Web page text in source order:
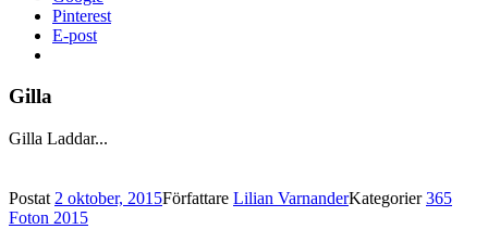
Pinterest
E-post
Gilla
Gilla Laddar...
Postat 2 oktober, 2015Författare Lilian VarnanderKategorier365
Foton 2015